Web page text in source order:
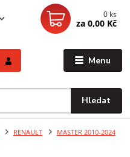
Menu
Hledat
0 ks
za 0,00 Kč
RENAULT
MASTER 2010-2024